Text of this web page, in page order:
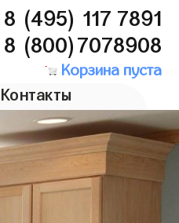
8 (495) 117 7891
8 (800)7078908
Корзина пуста
Контакты